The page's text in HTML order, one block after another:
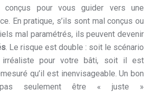
pour vous guider vers une
En pratique, s’ils sont mal conçus ou
mal paramétrés, ils peuvent devenir
. Le risque est double : soit le scénario
irréaliste pour votre bâti, soit il est
qu’il est inenvisageable. Un bon
seulement être « juste »